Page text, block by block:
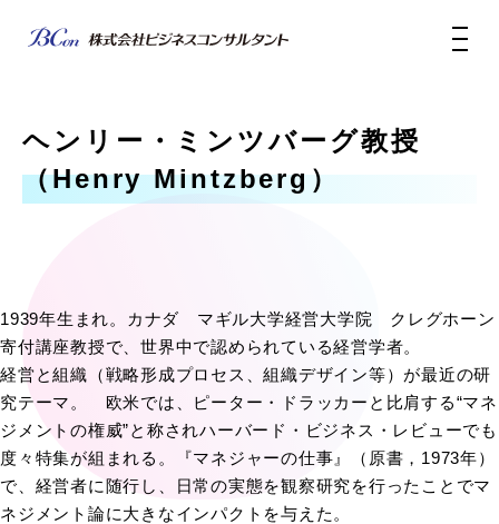
ヘンリー・ミンツバーグ教授
（Henry Mintzberg）
1939年生まれ。カナダ マギル大学経営大学院 クレグホーン
寄付講座教授で、世界中で認められている経営学者。
経営と組織（戦略形成プロセス、組織デザイン等）が最近の研
究テーマ。 欧米では、ピーター・ドラッカーと比肩する“マネ
ジメントの権威”と称されハーバード・ビジネス・レビューでも
度々特集が組まれる。『マネジャーの仕事』（原書，1973年）
で、経営者に随行し、日常の実態を観察研究を行ったことでマ
ネジメント論に大きなインパクトを与えた。